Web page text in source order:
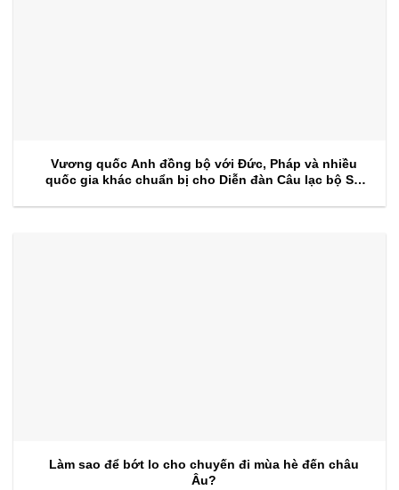
Vương quốc Anh đồng bộ với Đức, Pháp và nhiều
quốc gia khác chuẩn bị cho Diễn đàn Câu lạc bộ Sự
Làm sao để bớt lo cho chuyến đi mùa hè đến châu
Âu?